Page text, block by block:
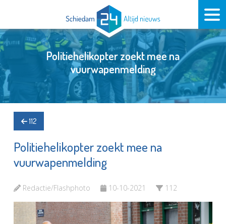
Politiehelikopter zoekt mee na
vuurwapenmelding
112
Politiehelikopter zoekt mee na
vuurwapenmelding
Redactie/Flashphoto 10-10-2021 112